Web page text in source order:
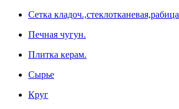
Сетка кладоч.,стеклотканевая,рабица
Печная чугун.
Плитка керам.
Сырье
Круг